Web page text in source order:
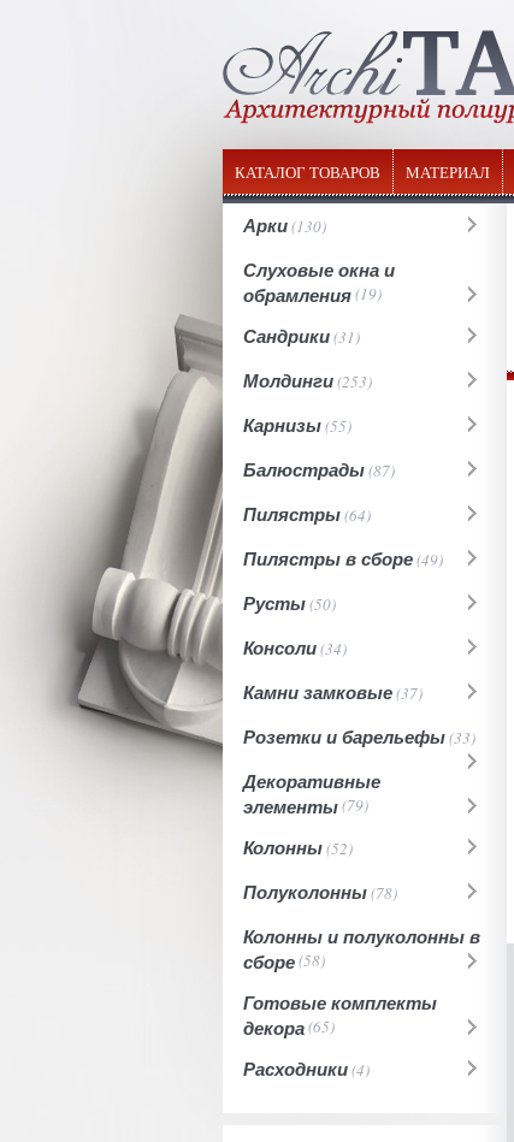
КАТАЛОГ ТОВАРОВ МАТЕРИАЛ
Арки(130)
Слуховые окна и
обрамления(19)
Сандрики(31)
Молдинги(253)
Карнизы(55)
Балюстрады(87)
Пилястры(64)
Пилястры в сборе(49)
Русты(50)
Консоли(34)
Камни замковые(37)
Розетки и барельефы(33)
Декоративные
элементы(79)
Колонны(52)
Полуколонны(78)
Колонны и полуколонны в
сборе(58)
Готовые комплекты
декора(65)
Расходники(4)